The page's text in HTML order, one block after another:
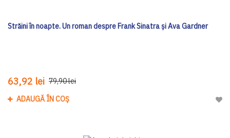
Străini în noapte. Un roman despre Frank Sinatra și Ava Gardner
63,92 lei 79,90 lei
ADAUGĂ ÎN COȘ